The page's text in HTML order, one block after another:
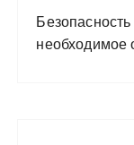
необходимое